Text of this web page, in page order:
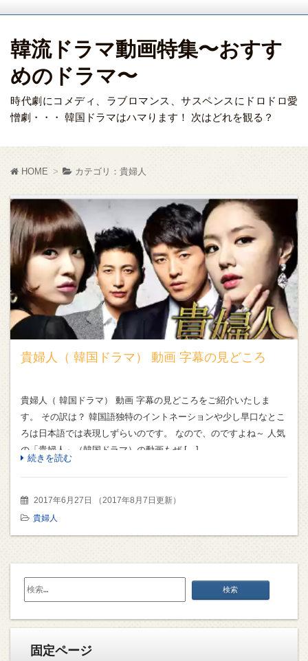
韓流ドラマ動画特集〜おすす
めのドラマ〜
時代劇にコメディ、ラブロマンス、サスペンスにドロドロ愛
憎劇・・・ 韓国ドラマはハマります！ 次はどれを観る？
HOME カテゴリ：貴婦人
貴婦人（ 韓国ドラマ） 動画 字幕の見どころ
貴婦人（ 韓国ドラマ） 動画 字幕の見どころをご紹介いたしま
す。 その訳は？ 韓国語独特のイントネーションや少し早口なとこ
ろは日本語では表現しずらいのです。 なので、のですよね～ 人気
の「貴婦人」（韓国ドラマ）の動画もぜ […]
続きを読む
2017年6月27日 （2017年8月7日更新）
貴婦人
検
固定ページ